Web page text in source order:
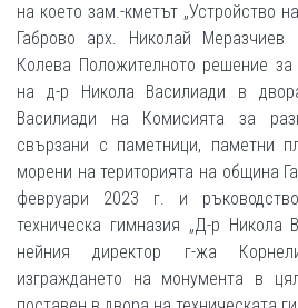
на което зам.-кметът „Устройство
Габрово арх. Николай
Колева Положителното решение
на д-р Никола Василиади в
Василиади на Комисията за
свързани с паметници, паметни
морени на територията на община
февруари 2023 г. и
техническа гимназия „Д-р Никола
нейния директор г-жа
изграждането на монумента в